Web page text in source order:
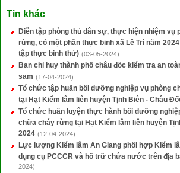
Tin khác
Diễn tập phòng thủ dân sự, thực hiện nhiệm vụ
rừng, có một phần thực binh xã Lê Trì năm
tập thực binh thử) (03-05-2024)
Ban chỉ huy thành phố châu đốc kiểm tra an
sam (17-04-2024)
Tổ chức tập huấn bồi dưỡng nghiệp vụ phòng
tại Hạt Kiểm lâm liên huyện Tịnh Biên - Châu
Tổ chức huấn luyện thực hành bồi dưỡng
chữa cháy rừng tại Hạt Kiểm lâm liên huyện
2024 (12-04-2024)
Lực lượng Kiểm lâm An Giang phối hợp Kiểm
dụng cụ PCCCR và hồ trữ chứa nước trên địa
2024)